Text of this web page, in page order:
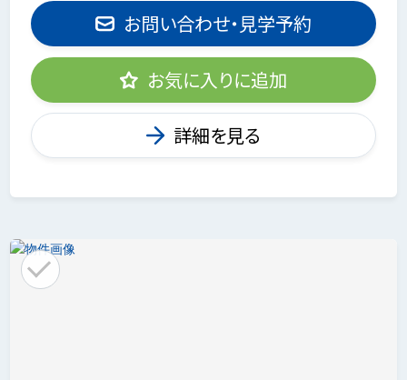
お問い合わせ・見学予約
お気に入りに追加
詳細を見る